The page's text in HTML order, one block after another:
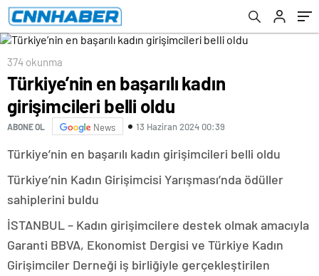
374 okunma
Türkiye’nin en başarılı kadın
girişimcileri belli oldu
ABONE OL News 13 Haziran 2024 00:39
Türkiye’nin en başarılı kadın girişimcileri belli oldu
Türkiye’nin Kadın Girişimcisi Yarışması’nda ödüller
sahiplerini buldu
İSTANBUL – Kadın girişimcilere destek olmak amacıyla
Garanti BBVA, Ekonomist Dergisi ve Türkiye Kadın
Girişimciler Derneği iş birliğiyle gerçekleştirilen